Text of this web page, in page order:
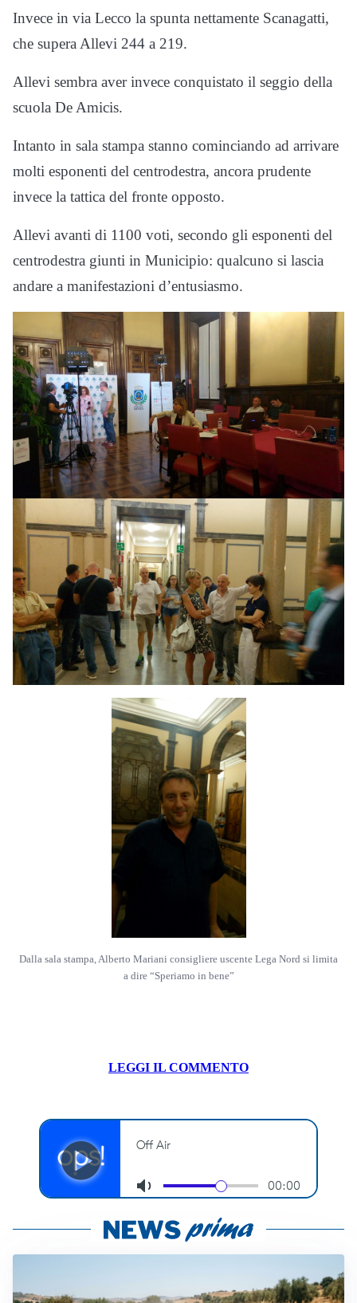
Invece in via Lecco la spunta nettamente Scanagatti,
che supera Allevi 244 a 219.
Allevi sembra aver invece conquistato il seggio della
scuola De Amicis.
Intanto in sala stampa stanno cominciando ad arrivare
molti esponenti del centrodestra, ancora prudente
invece la tattica del fronte opposto.
Allevi avanti di 1100 voti, secondo gli esponenti del
centrodestra giunti in Municipio: qualcuno si lascia
andare a manifestazioni d’entusiasmo.
Dalla sala stampa, Alberto Mariani consigliere uscente Lega Nord si limita
a dire “Speriamo in bene”
LEGGI IL COMMENTO